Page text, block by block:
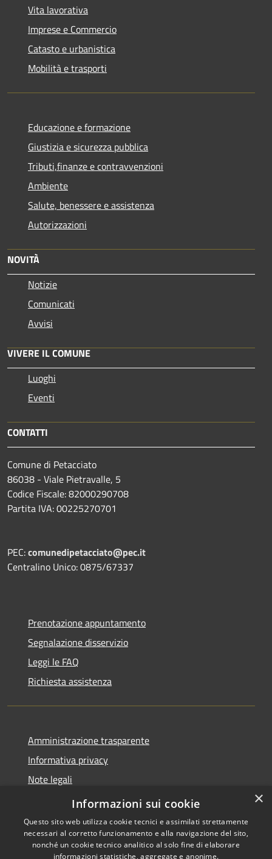
Vita lavorativa
Imprese e Commercio
Catasto e urbanistica
Mobilità e trasporti
Educazione e formazione
Giustizia e sicurezza pubblica
Tributi,finanze e contravvenzioni
Ambiente
Salute, benessere e assistenza
Autorizzazioni
NOVITÀ
Notizie
Comunicati
Avvisi
VIVERE IL COMUNE
Luoghi
Eventi
CONTATTI
Comune di Petacciato
86038 - Viale Pietravalle, 5
Codice Fiscale: 82000290708
Partita IVA: 00225270701
PEC:comunedipetacciato@pec.it
Centralino Unico: 0875/67337
Prenotazione appuntamento
Segnalazione disservizio
Leggi le FAQ
Richiesta assistenza
Amministrazione trasparente
Informativa privacy
Note legali
Dichiarazione di accessibilità
×
Informazioni sui cookie
Questo sito web utilizza cookie tecnici e assimilati strettamente
necessari al corretto funzionamento e alla navigazione del sito,
nonché un cookie tecnico analitico al solo fine di elaborare
informazioni statistiche, aggregate e anonime.